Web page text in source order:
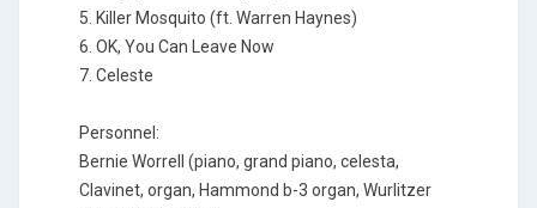
5. Killer Mosquito (ft. Warren Haynes)
6. OK, You Can Leave Now
7. Celeste
Personnel:
Bernie Worrell (piano, grand piano, celesta,
Clavinet, organ, Hammond b-3 organ, Wurlitzer